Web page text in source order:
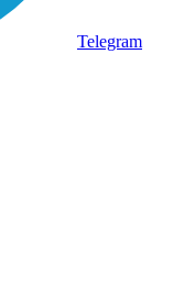
Telegram